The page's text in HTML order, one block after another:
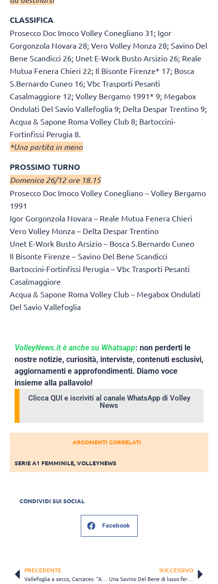
CLASSIFICA
Prosecco Doc Imoco Volley Conegliano 31; Igor
Gorgonzola Novara 28; Vero Volley Monza 28; Savino Del
Bene Scandicci 26; Unet E-Work Busto Arsizio 26; Reale
Mutua Fenera Chieri 22; Il Bisonte Firenze* 17; Bosca
S.Bernardo Cuneo 16; Vbc Trasporti Pesanti
Casalmaggiore 12; Volley Bergamo 1991* 9; Megabox
Ondulati Del Savio Vallefoglia 9; Delta Despar Trentino 9;
Acqua & Sapone Roma Volley Club 8; Bartoccini-
Fortinfissi Perugia 8.
*Una partita in meno
PROSSIMO TURNO
Domenica 26/12 ore 18.15
Prosecco Doc Imoco Volley Conegliano – Volley Bergamo
1991
Igor Gorgonzola Novara – Reale Mutua Fenera Chieri
Vero Volley Monza – Delta Despar Trentino
Unet E-Work Busto Arsizio – Bosca S.Bernardo Cuneo
Il Bisonte Firenze – Savino Del Bene Scandicci
Bartoccini-Fortinfissi Perugia – Vbc Trasporti Pesanti
Casalmaggiore
Acqua & Sapone Roma Volley Club – Megabox Ondulati
Del Savio Vallefoglia
VolleyNews.it è anche su Whatsapp: non perderti le
nostre notizie, curiosità, interviste, contenuti esclusivi,
aggiornamenti e approfondimenti. Diamo voce
insieme alla pallavolo!
Clicca QUI e iscriviti al canale WhatsApp di Volley
News
ARGOMENTI CORRELATI
SERIE A1 FEMMINILE,VOLLEYNEWS
CONDIVIDI SUI SOCIAL
Facebook
PRECEDENTE SUCCESSIVO
Una Savino Del Bene di lusso ferma la corsa di Novara